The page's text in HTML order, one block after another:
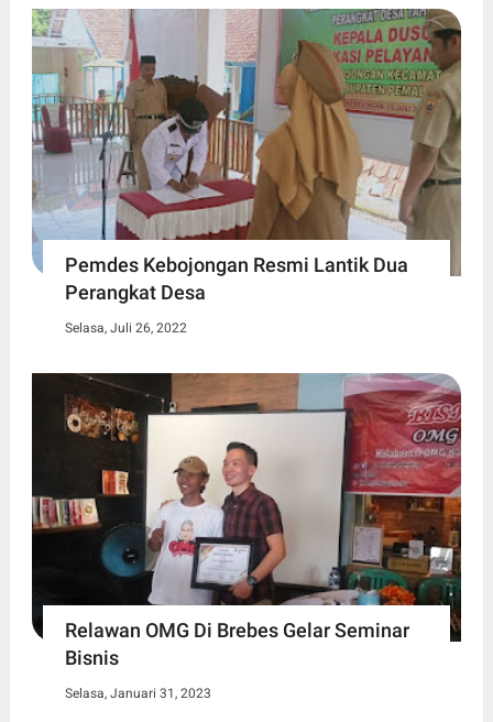
Pemdes Kebojongan Resmi Lantik Dua
Perangkat Desa
Selasa, Juli 26, 2022
Relawan OMG Di Brebes Gelar Seminar
Bisnis
Selasa, Januari 31, 2023